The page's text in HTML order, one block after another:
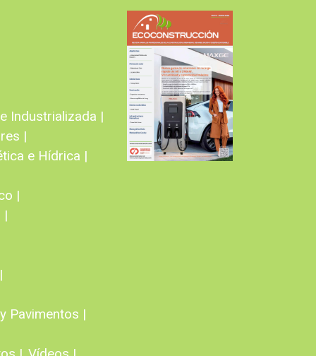
Industrializada |
|
e Hídrica |
|
|
Pavimentos |